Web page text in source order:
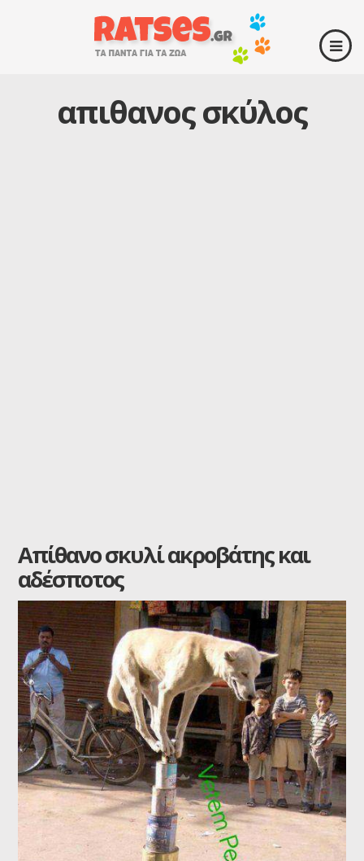
απιθανος σκύλος
Απίθανο σκυλί ακροβάτης και
αδέσποτος